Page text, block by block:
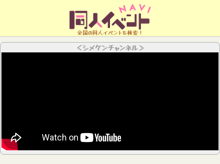
全国の同人イベントを検索！
＜シメケンチャンネル＞